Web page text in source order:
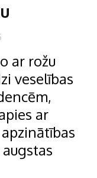
ar rožu
veselības
ar